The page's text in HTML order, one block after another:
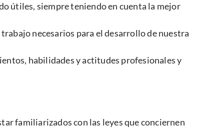
útiles, siempre teniendo en cuenta la mejor
necesarios para el desarrollo de nuestra
habilidades y actitudes profesionales y
familiarizados con las leyes que conciernen